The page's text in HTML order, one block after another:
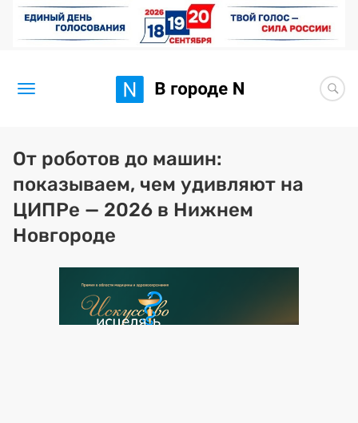
Новости
Статьи
Здоровье
Искусство исцелять
Премия 2026 (текущая)
От роботов до машин:
показываем, чем удивляют на
ЦИПРе — 2026 в Нижнем
Новгороде